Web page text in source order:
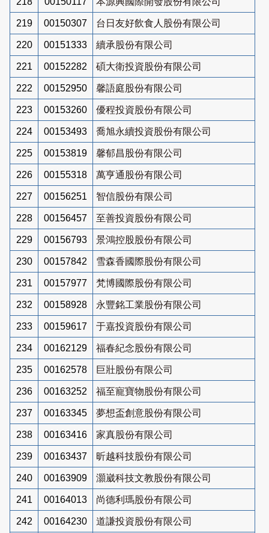
219 00150307 台日友好飲食人股份有限公司
220 00151333 續承股份有限公司
221 00152282 碩大衛投資股份有限公司
222 00152950 馨語庭股份有限公司
223 00153260 優程投資股份有限公司
224 00153493 喬旭永續投資股份有限公司
225 00153819 馨郁昌股份有限公司
226 00155318 萬亨通股份有限公司
227 00156251 智信股份有限公司
228 00156457 至善投資股份有限公司
229 00156793 景鴻控股股份有限公司
230 00157842 雪森香國際股份有限公司
231 00157977 梵博國際股份有限公司
232 00158928 永豐銘工業股份有限公司
233 00159617 于嘉投資股份有限公司
234 00162129 福春紀念股份有限公司
235 00162578 巨壯股份有限公司
236 00163252 福至寵寶物股份有限公司
237 00163345 夢想盃創意股份有限公司
238 00163416 家真股份有限公司
239 00163437 昕越科技股份有限公司
240 00163909 灝崴科技文教股份有限公司
241 00164013 尚德利瑪股份有限公司
242 00164230 道謙投資股份有限公司